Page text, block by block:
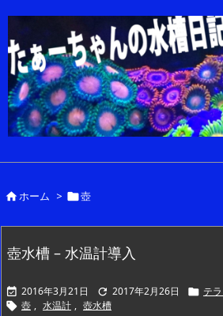
ホーム > 壺
壺水槽 – 水温計導入
 2016年3月21日  2017年2月26日  テ
 壺 , 水温計 , 壺水槽